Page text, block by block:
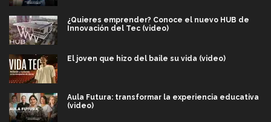
¿Quieres emprender? Conoce el nuevo HUB de
Innovación del Tec (video)
El joven que hizo del baile su vida (video)
Aula Futura: transformar la experiencia educativa
(video)